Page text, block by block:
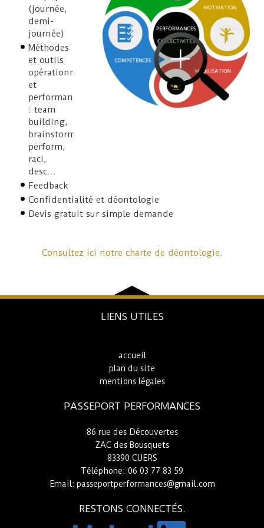
(journée,
demi-
journée)
Méthodes
et outils
opérationnels
et
performants
: team
building,
brainstorming,
perform,
raci,
desc...
Feedback
Confidentialité et déontologie
Devis gratuit sur simple demande
Consultez ici notre charte de déontologie.
LIENS UTILES
accueil
plan du site
mentions légales
PASSEPORT PERFORMANCES
86 rue des Découvertes
ZAC des Bousquets
83390 CUERS
Téléphone: 06 03 77 83 59
Email: passeportperformances@gmail.com
RESTONS CONNECTÉS.